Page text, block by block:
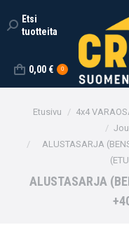
Search:
Etsi
tuotteita
0,00 € 0
You are here:
Etusivu 4x4
ALUSTASARJA
ALUSTASARJA